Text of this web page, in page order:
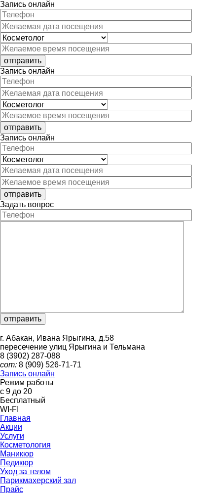
Запись онлайн
Запись онлайн
Запись онлайн
Задать вопрос
г. Абакан, Ивана Ярыгина, д.58
пересечение улиц Ярыгина и Тельмана
8 (3902) 287-088
сот: 8 (909) 526-71-71
Запись онлайн
Режим работы
с 9 до 20
Бесплатный
WI-FI
Главная
Акции
Услуги
Косметология
Маникюр
Педикюр
Уход за телом
Парикмахерский зал
Прайс